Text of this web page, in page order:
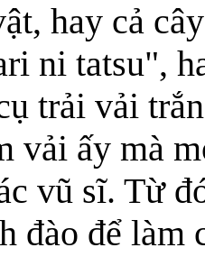
hay cả
ni tatsu",
trải vải
vải ấy mà
vũ sĩ. Từ
đào để làm